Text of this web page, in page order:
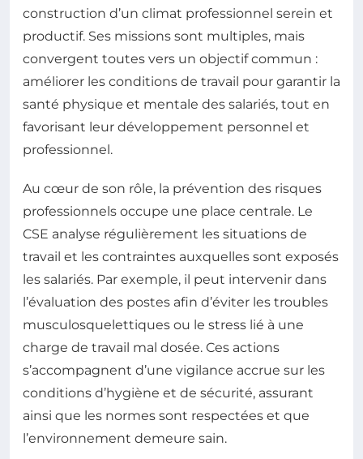
construction d’un climat professionnel serein et
productif. Ses missions sont multiples, mais
convergent toutes vers un objectif commun :
améliorer les conditions de travail pour garantir la
santé physique et mentale des salariés, tout en
favorisant leur développement personnel et
professionnel.
Au cœur de son rôle, la prévention des risques
professionnels occupe une place centrale. Le
CSE analyse régulièrement les situations de
travail et les contraintes auxquelles sont exposés
les salariés. Par exemple, il peut intervenir dans
l’évaluation des postes afin d’éviter les troubles
musculosquelettiques ou le stress lié à une
charge de travail mal dosée. Ces actions
s’accompagnent d’une vigilance accrue sur les
conditions d’hygiène et de sécurité, assurant
ainsi que les normes sont respectées et que
l’environnement demeure sain.